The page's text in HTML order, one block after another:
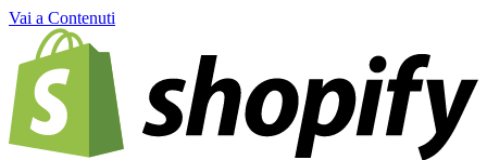
Vai a Contenuti